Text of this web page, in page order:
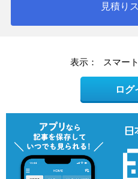
見積り
表示： スマー
ログ